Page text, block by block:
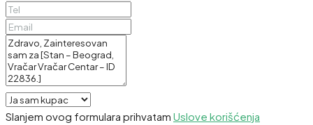
Slanjem ovog formulara prihvatam Uslove korišćenja